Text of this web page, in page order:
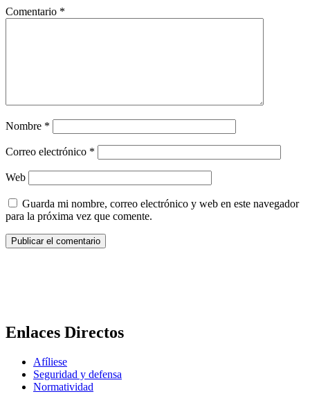
Comentario *
Nombre *
Correo electrónico *
Web
Guarda mi nombre, correo electrónico y web en este navegador
para la próxima vez que comente.
Enlaces Directos
Afíliese
Seguridad y defensa
Normatividad